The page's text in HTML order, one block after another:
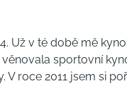
Už v té době mě
sportovní
V roce 2011 jsem si